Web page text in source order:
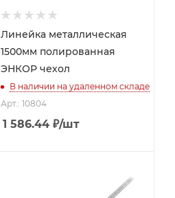
Линейка металлическая
1500мм полированная
ЭНКОР чехол
В наличии на удаленном складе
Арт.: 10804
1 586.44₽/шт